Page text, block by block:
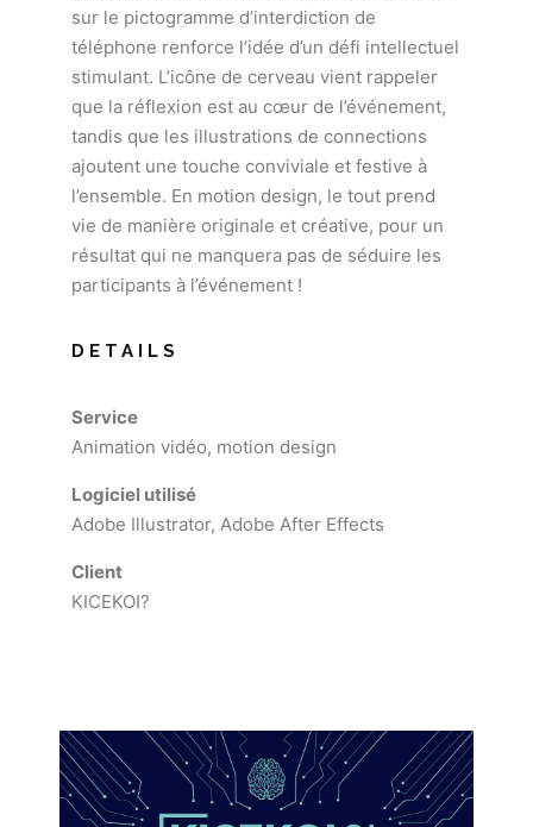
sur le pictogramme d’interdiction de
téléphone renforce l’idée d’un défi intellectuel
stimulant. L’icône de cerveau vient rappeler
que la réflexion est au cœur de l’événement,
tandis que les illustrations de connections
ajoutent une touche conviviale et festive à
l’ensemble. En motion design, le tout prend
vie de manière originale et créative, pour un
résultat qui ne manquera pas de séduire les
participants à l’événement !
DETAILS
Service
Animation vidéo, motion design
Logiciel utilisé
Adobe Illustrator, Adobe After Effects
Client
KICEKOI?